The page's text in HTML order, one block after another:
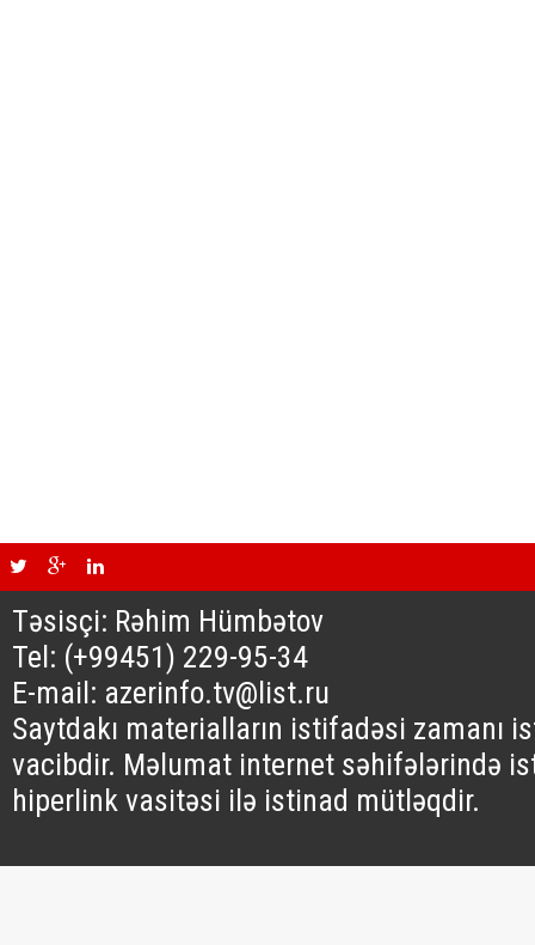
Təsisçi: Rəhim Hümbətov
Tel: (+99451) 229-95-34
E-mail: azerinfo.tv@list.ru
Saytdakı materialların istifadəsi zamanı
vacibdir. Məlumat internet səhifələrində
hiperlink vasitəsi ilə istinad mütləqdir.